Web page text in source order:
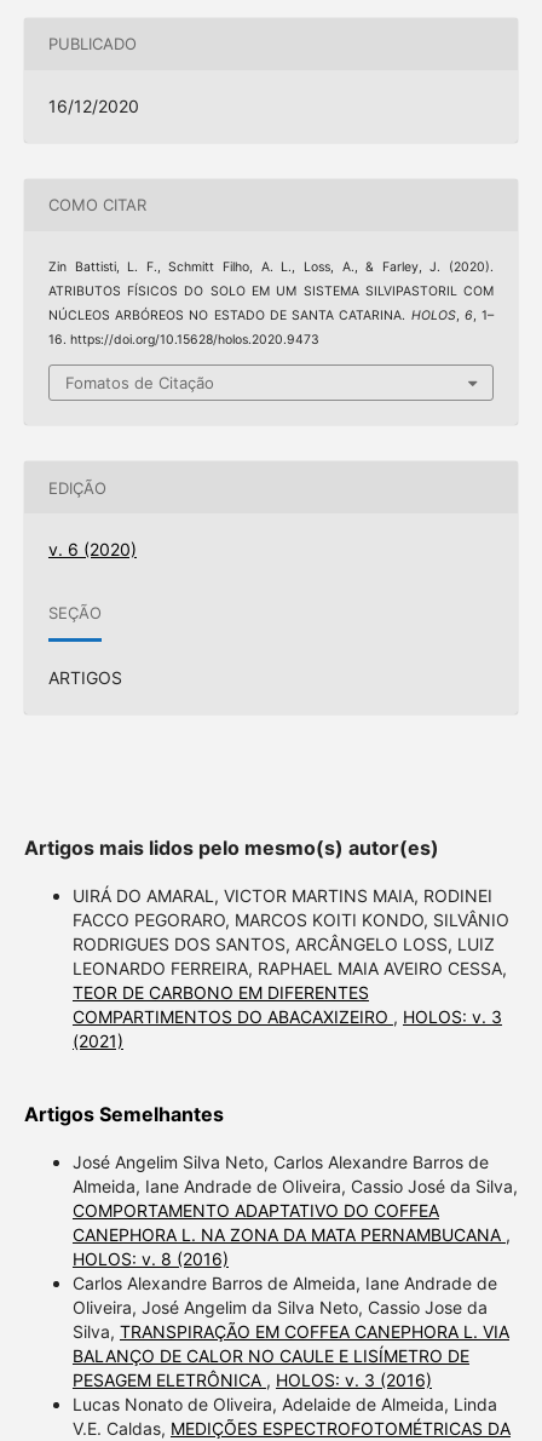
PUBLICADO
16/12/2020
COMO CITAR
Zin Battisti, L. F., Schmitt Filho, A. L., Loss, A., & Farley, J. (2020).
ATRIBUTOS FÍSICOS DO SOLO EM UM SISTEMA SILVIPASTORIL COM
NÚCLEOS ARBÓREOS NO ESTADO DE SANTA CATARINA. HOLOS, 6, 1–
16. https://doi.org/10.15628/holos.2020.9473
Fomatos de Citação
EDIÇÃO
v. 6 (2020)
SEÇÃO
ARTIGOS
Artigos mais lidos pelo mesmo(s) autor(es)
UIRÁ DO AMARAL, VICTOR MARTINS MAIA, RODINEI
FACCO PEGORARO, MARCOS KOITI KONDO, SILVÂNIO
RODRIGUES DOS SANTOS, ARCÂNGELO LOSS, LUIZ
LEONARDO FERREIRA, RAPHAEL MAIA AVEIRO CESSA,
TEOR DE CARBONO EM DIFERENTES
COMPARTIMENTOS DO ABACAXIZEIRO , HOLOS: v. 3
(2021)
Artigos Semelhantes
José Angelim Silva Neto, Carlos Alexandre Barros de
Almeida, Iane Andrade de Oliveira, Cassio José da Silva,
COMPORTAMENTO ADAPTATIVO DO COFFEA
CANEPHORA L. NA ZONA DA MATA PERNAMBUCANA ,
HOLOS: v. 8 (2016)
Carlos Alexandre Barros de Almeida, Iane Andrade de
Oliveira, José Angelim da Silva Neto, Cassio Jose da
Silva, TRANSPIRAÇÃO EM COFFEA CANEPHORA L. VIA
BALANÇO DE CALOR NO CAULE E LISÍMETRO DE
PESAGEM ELETRÔNICA , HOLOS: v. 3 (2016)
Lucas Nonato de Oliveira, Adelaide de Almeida, Linda
V.E. Caldas, MEDIÇÕES ESPECTROFOTOMÉTRICAS DA